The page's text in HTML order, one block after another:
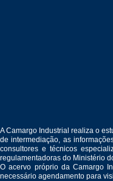
A Camargo Industrial realiza o
de intermediação, as
consultores e técnicos
regulamentadoras do Ministério
O acervo próprio da Camargo
necessário agendamento para